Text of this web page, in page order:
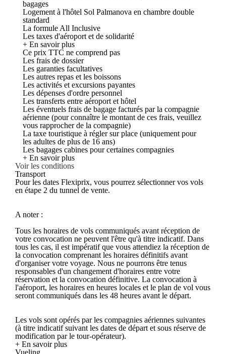
bagages
Logement à l'hôtel Sol Palmanova en chambre double
standard
La formule All Inclusive
Les taxes d'aéroport et de solidarité
+ En savoir plus
Ce prix TTC ne comprend pas
Les frais de dossier
Les garanties facultatives
Les autres repas et les boissons
Les activités et excursions payantes
Les dépenses d'ordre personnel
Les transferts entre aéroport et hôtel
Les éventuels frais de bagage facturés par la compagnie
aérienne (pour connaître le montant de ces frais, veuillez
vous rapprocher de la compagnie)
La taxe touristique à régler sur place (uniquement pour
les adultes de plus de 16 ans)
Les bagages cabines pour certaines compagnies
+ En savoir plus
Voir les conditions
Transport
Pour les dates Flexiprix, vous pourrez sélectionner vos vols
en étape 2 du tunnel de vente.
A noter :
Tous les horaires de vols communiqués avant réception de
votre convocation ne peuvent l'être qu'à titre indicatif. Dans
tous les cas, il est impératif que vous attendiez la réception de
la convocation comprenant les horaires définitifs avant
d'organiser votre voyage. Nous ne pourrons être tenus
responsables d'un changement d'horaires entre votre
réservation et la convocation définitive. La convocation à
l'aéroport, les horaires en heures locales et le plan de vol vous
seront communiqués dans les 48 heures avant le départ.
Les vols sont opérés par les compagnies aériennes suivantes
(à titre indicatif suivant les dates de départ et sous réserve de
modification par le tour-opérateur).
+ En savoir plus
Vueling